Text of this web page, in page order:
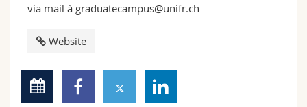
via mail à graduatecampus@unifr.ch
Website